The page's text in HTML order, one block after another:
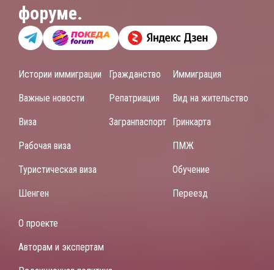
форуме.
Истории иммиграции
Важные новости
Виза
Рабочая виза
Туристическая виза
Шенген
Гражданство
Репатриация
Загранпаспорт
Иммиграция
Вид на жительство
Гринкарта
ПМЖ
Обучение
Переезд
О проекте
Авторам и экспертам